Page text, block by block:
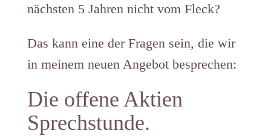
nächsten 5 Jahren nicht vom Fleck?
Das kann eine der Fragen sein, die wir
in meinem neuen Angebot besprechen:
Die offene Aktien
Sprechstunde.